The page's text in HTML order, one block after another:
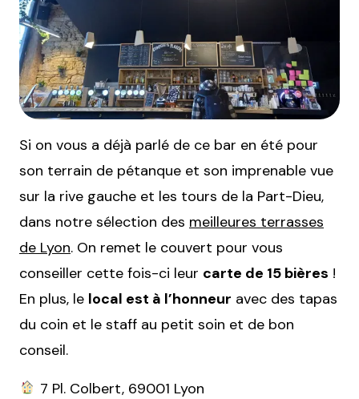
Si on vous a déjà parlé de ce bar en été pour
son terrain de pétanque et son imprenable vue
sur la rive gauche et les tours de la Part-Dieu,
dans notre sélection des meilleures terrasses
de Lyon. On remet le couvert pour vous
conseiller cette fois-ci leur carte de 15 bières !
En plus, le local est à l’honneur avec des tapas
du coin et le staff au petit soin et de bon
conseil.
7 Pl. Colbert, 69001 Lyon